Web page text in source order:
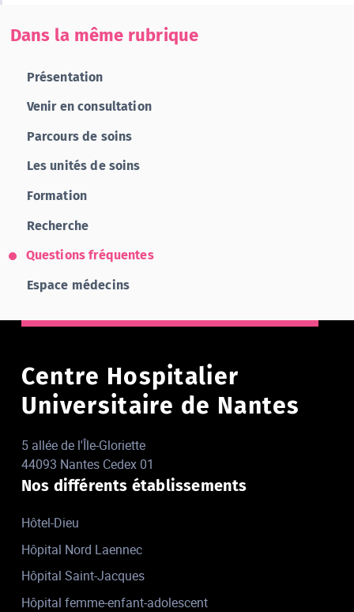
Dans la même rubrique
Présentation
Venir en consultation
Parcours de soins
Les unités de soins
Formation
Recherche
Questions fréquentes
Espace médecins
Centre Hospitalier
Universitaire de Nantes
5 allée de l'Île-Gloriette
44093 Nantes Cedex 01
Nos différents établissements
Hôtel-Dieu
Hôpital Nord Laennec
Hôpital Saint-Jacques
Hôpital femme-enfant-adolescent